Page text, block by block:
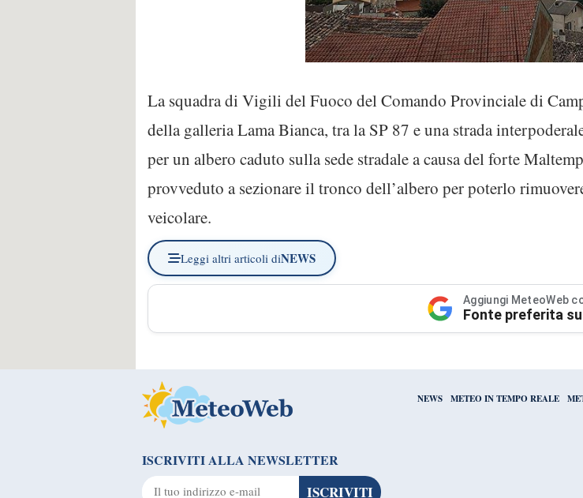
La squadra di Vigili del Fuoco del Comando Provinciale di
della galleria Lama Bianca, tra la SP 87 e una strada
per un albero caduto sulla sede stradale a causa del forte
provveduto a sezionare il tronco dell’albero per poterlo
veicolare.
Leggi altri articoli diNEWS
Aggiungi MeteoWeb
Fonte preferita
NEWS METEO IN TEMPO REALE
ISCRIVITI ALLA NEWSLETTER